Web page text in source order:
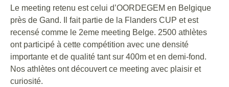
Le meeting retenu est celui d’OORDEGEM en Belgique
près de Gand. Il fait partie de la Flanders CUP et est
recensé comme le 2eme meeting Belge. 2500 athlètes
ont participé à cette compétition avec une densité
importante et de qualité tant sur 400m et en demi-fond.
Nos athlètes ont découvert ce meeting avec plaisir et
curiosité.